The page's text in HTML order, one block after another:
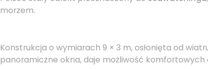
morzem.
Konstrukcja o wymiarach 9 × 3 m, osłonięta od
panoramiczne okna, daje możliwość